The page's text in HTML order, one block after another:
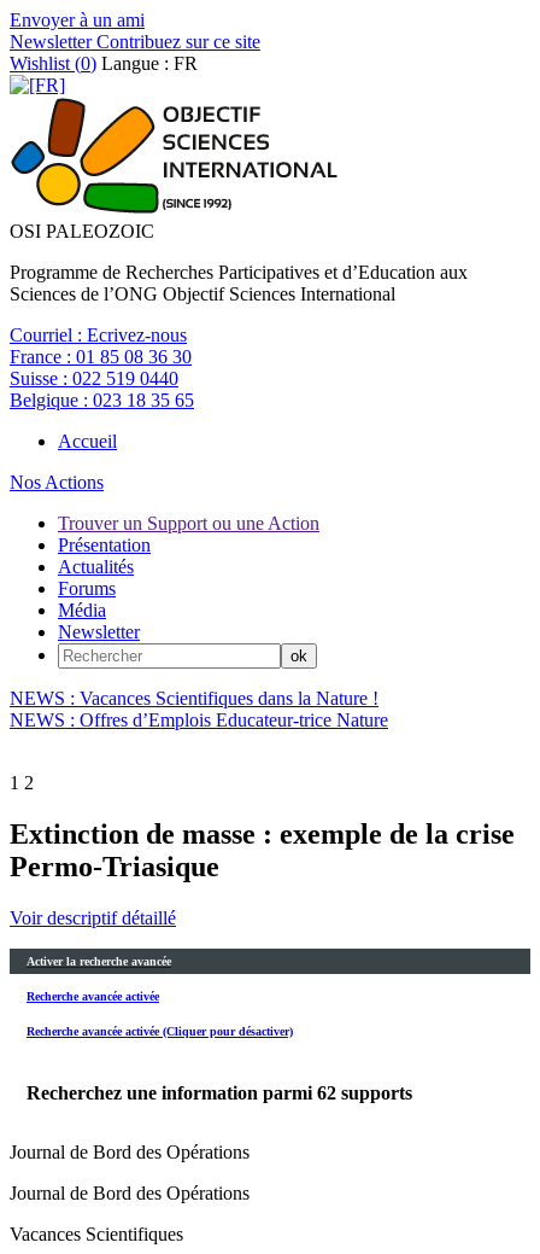
Envoyer à un ami
NewsletterContribuez sur ce site
Wishlist (0) Langue : FR
OSI PALEOZOIC
Programme de Recherches Participatives et d’Education aux
Sciences de l’ONG Objectif Sciences International
Courriel : Ecrivez-nous
France : 01 85 08 36 30
Suisse : 022 519 0440
Belgique : 023 18 35 65
Accueil
Nos Actions
Trouver un Support ou une Action
Présentation
Actualités
Forums
Média
Newsletter
NEWS : Vacances Scientifiques dans la Nature !
NEWS : Offres d’Emplois Educateur-trice Nature
1 2
Extinction de masse : exemple de la crise
Permo-Triasique
Voir descriptif détaillé
Activer la recherche avancée
Recherche avancée activée
Recherche avancée activée (Cliquer pour désactiver)
Recherchez une information parmi 62 supports
Journal de Bord des Opérations
Journal de Bord des Opérations
Vacances Scientifiques